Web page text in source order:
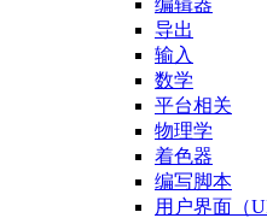
编辑器
导出
输入
数学
平台相关
物理学
着色器
编写脚本
用户界面（UI